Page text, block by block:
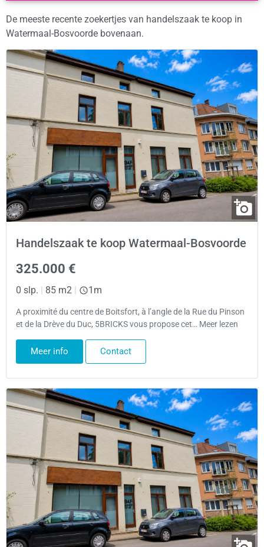
De meeste recente zoekertjes van handelszaak te koop in
Watermaal-Bosvoorde bovenaan.
Handelszaak te koop Watermaal-Bosvoorde
325.000 €
0 slp. | 85 m2 | 1m
A proximité du centre de Boitsfort, à l’angle de la Rue du Pinson
et de la Drève du Duc, 5BRICKS vous propose cet… Meer lezen
Meer info Contact